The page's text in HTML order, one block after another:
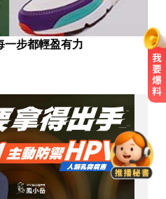
一步都輕盈有力
起底！姜厚任12
聞」：你在講三
雨「沒放颱風
！